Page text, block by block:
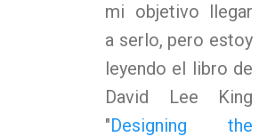
mi objetivo llegar
a serlo, pero estoy
leyendo el libro de
David Lee King
"Designing the